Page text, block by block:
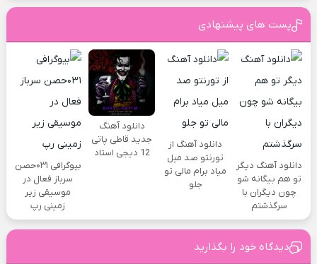
پست های پیشنهادی
دانلود آهنگ دیگر
تو هم بیگانه شو
چون دیگران با
سرگذشتم
دانلود آهنگ از
تورنتو صد میل
میاد برام مالی تو
جلو
دانلود آهنگ
جدید قاطی پاتی
12 دیجی استاد
بیوگرافی ۰۳۱حصن
سرباز فعال در
موسیقی زیر
زمینی رپ
دیدگاه خود را بگذارید